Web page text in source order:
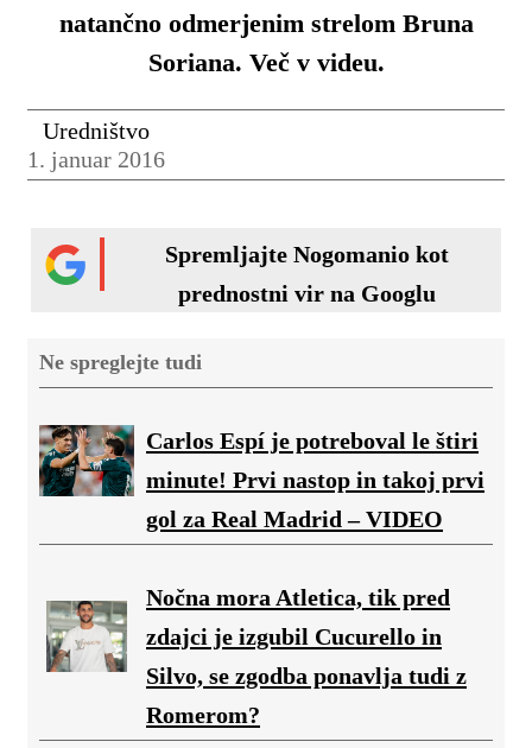
natančno odmerjenim strelom Bruna
Soriana. Več v videu.
Uredništvo
1. januar 2016
Spremljajte Nogomanio kot
prednostni vir na Googlu
Ne spreglejte tudi
Carlos Espí je potreboval le štiri
minute! Prvi nastop in takoj prvi
gol za Real Madrid – VIDEO
Nočna mora Atletica, tik pred
zdajci je izgubil Cucurello in
Silvo, se zgodba ponavlja tudi z
Romerom?